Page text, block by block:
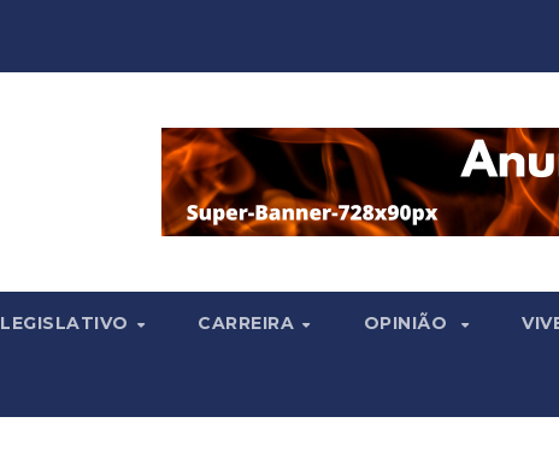
LEGISLATIVO CARREIRA OPINIÃO